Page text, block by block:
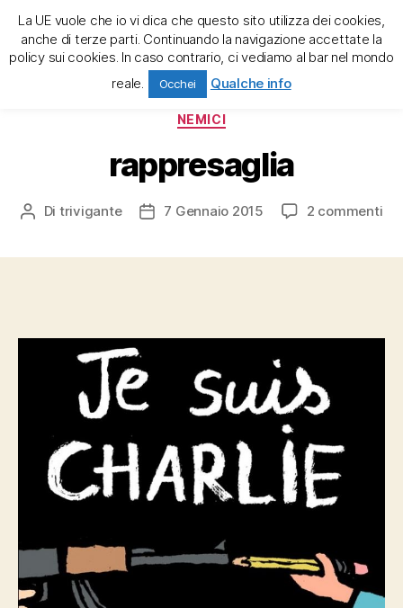
Cerca
trivigante e la tregenda
Menu
Categorie
NEMICI
rappresaglia
Autore
Di trivigante
Data7 Gennaio 2015 2 commentisu
La UE vuole che io vi dica che questo sito utilizza dei cookies,
anche di terze parti. Continuando la navigazione accettate la
policy sui cookies. In caso contrario, ci vediamo al bar nel mondo
reale.
Occhei Qualche info